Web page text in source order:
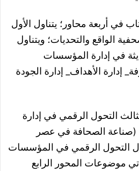
في أربعة محاور؛ يتناول الأول
الواقع والتحديات؛ ويتناول
في إدارة المؤسسات
إدارة الأهداف_ إدارة الجودة
التحول الرقمي في إدارة
الصحافة في عصر
التحول الرقمي في المؤسسات
موضوعات المحور الرابع